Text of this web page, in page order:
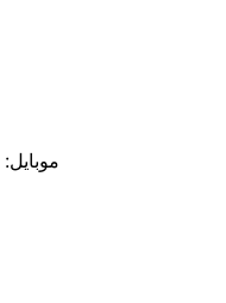
موبايل: 01211116954 – – 01211116956 – – 01211116958 – 01211116959 – 01211116962